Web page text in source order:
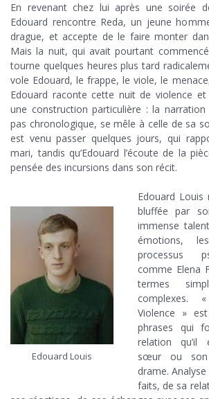
En revenant chez lui après une soirée
Edouard rencontre Reda, un jeune
drague, et accepte de le faire monter
Mais la nuit, qui avait pourtant
tourne quelques heures plus tard
vole Edouard, le frappe, le viole, le
Edouard raconte cette nuit de violence
une construction particulière : la narration
pas chronologique, se mêle à celle de sa
est venu passer quelques jours, qui
mari, tandis qu’Edouard l’écoute de la
pensée des incursions dans son récit.
Edouard Louis
Edouard Louis
bluffée par
immense
émotions,
processus
comme Elena
termes
Violence »
phrases qui
relation qu’il
sœur ou
drame.
faits, de sa